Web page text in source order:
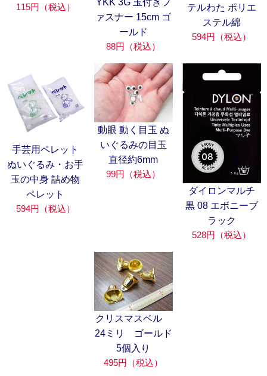
115円（税込）
YKK 3G 玉付きフ
ァスナー 15cm ゴ
ールド
88円（税込）
テルわた ポリエ
ステル綿
594円（税込）
手芸用ペレット
ぬいぐるみ・お手
玉の中身 詰め物
ペレット
594円（税込）
動眼 動く目玉 ぬ
いぐるみの目玉
直径約6mm
99円（税込）
ダイロンマルチ
黒 08 エボニーブ
ラック
528円（税込）
クリスマスベル
24ミリ ゴールド
5個入り
495円（税込）